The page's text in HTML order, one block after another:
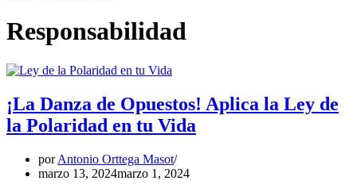
Responsabilidad
¡La Danza de Opuestos! Aplica la Ley de
la Polaridad en tu Vida
porAntonio Orttega Masot
marzo 13, 2024marzo 1, 2024